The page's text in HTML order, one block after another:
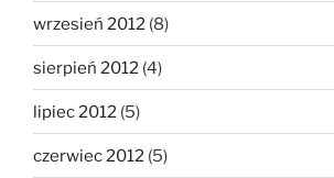
wrzesień 2012 (8)
sierpień 2012 (4)
lipiec 2012 (5)
czerwiec 2012 (5)